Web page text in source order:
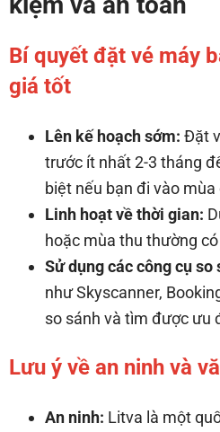
Bí quyết đặt vé máy
giá tốt
Lên kế hoạch sớm: Đặt
trước ít nhất 2-3 tháng
biệt nếu bạn đi vào
Linh hoạt về thời gian:
hoặc mùa thu thường
Sử dụng các công cụ so
như Skyscanner,
so sánh và tìm được ưu
Lưu ý về an ninh và
An ninh: Litva là một